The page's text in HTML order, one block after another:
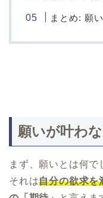
まとめ: 願
願いが叶わ
まず、願いとは何で
それは自分の欲求を